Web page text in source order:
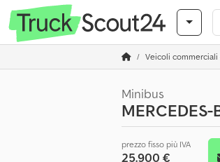
Veicoli commerciali
Minibus
MERCEDES-
prezzo fisso più IVA
25.900 €